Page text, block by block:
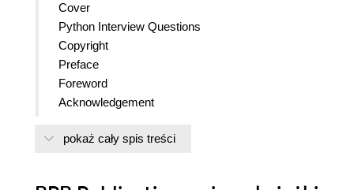
Cover
Python Interview Questions
Copyright
Preface
Foreword
Acknowledgement
Chapter 1 Introduction to Python
pokaż cały spis treści